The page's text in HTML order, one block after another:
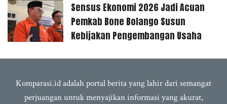
Sensus Ekonomi 2026 Jadi Acuan
Pemkab Bone Bolango Susun
Kebijakan Pengembangan Usaha
Komparasi.id adalah portal berita yang lahir dari semangat
perjuangan untuk menyajikan informasi yang akurat,